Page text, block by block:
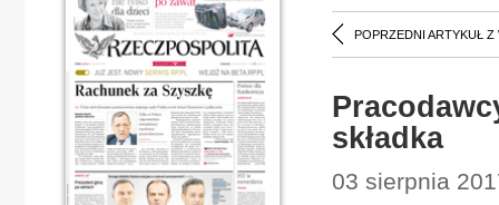
POPRZEDNI ARTYKUŁ Z
składka
03 sierpnia